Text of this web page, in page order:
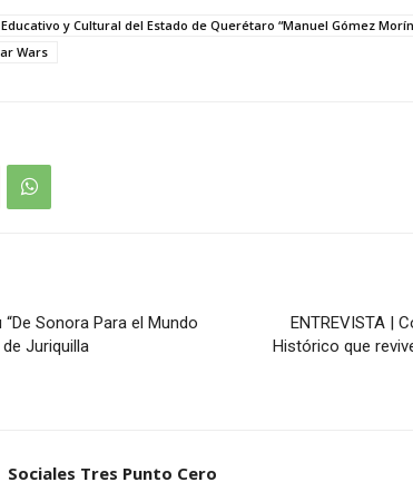
y Cultural del Estado de Querétaro “Manuel Gómez Morín”
Wars
Sonora Para el Mundo
Juriquilla
ENTREVISTA |
Histórico que
Sociales Tres Punto Cero